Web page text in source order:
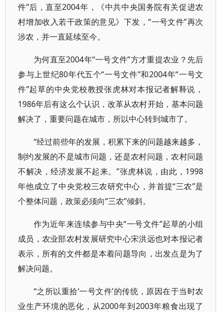
件”后，直至2004年，《中共中央国务院有关促进农
村增加收入若干政策的意见》下发，“一号文件”再次
涉农，并一直延续至今。
为何直至2004年“一号文件”方才重提农业？先后
参与上世纪80年代五个“一号文件”和2004年“一号文
件”起草的中央党校教授张虎林对本报记者解释说，
1986年后有这么个认识，改革从农村开始，基本问题
解决了，重要问题在城市，所以中心转到城市了。
“经过前些年的发展，积累下来的问题越来越多，
制约发展的不是城市问题，还是农村问题，农村问题
不解决，经济发展不起来。”张虎林说，由此，1998
年他成立了中央党校三农研究中心，并首提“三农”是
个整体问题，政策必须向“三农”倾斜。
作为近年来连续参与中央“一号文件”起草的小组
成员，农业部农村发展研究中心宋洪远也对本报记者
表示，所有的文件都是本着问题导向，出发点是为了
解决问题。
“之所以重拾‘一号文件’的传统，原因在于当时农
业生产环境的恶化，从2000年到2003年粮食出现了